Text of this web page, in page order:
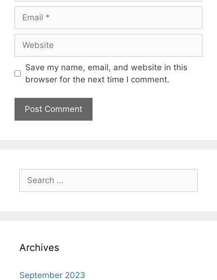
Save my name, email, and website in this
browser for the next time I comment.
Archives
September 2023